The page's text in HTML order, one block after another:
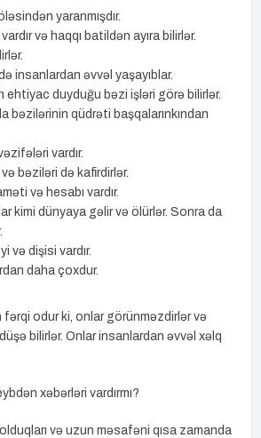
yaranmışdır.
və haqqı batildən ayıra bilirlər.
insanlardan əvvəl yaşayıblar.
ehtiyac duyduğu bəzi işləri görə bilirlər.
bəzilərinin qüdrəti başqalarınkından
vardır.
bəziləri də kafirdirlər.
və hesabı vardır.
kimi dünyaya gəlir və ölürlər. Sonra da
və dişisi vardır.
daha çoxdur.
odur ki, onlar görünməzdirlər və
bilirlər. Onlar insanlardan əvvəl xəlq
xəbərləri vardırmı?
və uzun məsafəni qısa zamanda